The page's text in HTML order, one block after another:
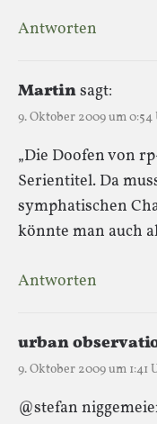
Antworten
Martinsagt:
9. Oktober 2009 um 0:54
„Die Doofen von
Serientitel. Da
symphatischen
könnte man auch
Antworten
urban
9. Oktober 2009 um 1:41
@stefan